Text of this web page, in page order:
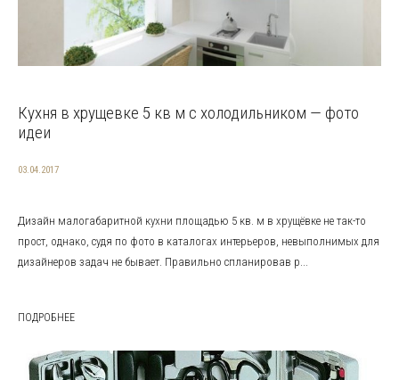
Кухня в хрущевке 5 кв м с холодильником — фото
идеи
03.04.2017
Дизайн малогабаритной кухни площадью 5 кв. м в хрущёвке не так-то
прост, однако, судя по фото в каталогах интерьеров, невыполнимых для
дизайнеров задач не бывает. Правильно спланировав р...
ПОДРОБНЕЕ